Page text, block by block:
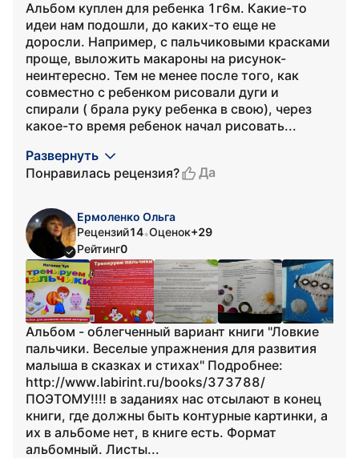
Альбом куплен для ребенка 1г6м. Какие-то
идеи нам подошли, до каких-то еще не
доросли. Например, с пальчиковыми красками
проще, выложить макароны на рисунок-
неинтересно. Тем не менее после того, как
совместно с ребенком рисовали дуги и
спирали ( брала руку ребенка в свою), через
какое-то время ребенок начал рисовать...
Развернуть
Понравилась рецензия?
Да
Ермоленко Ольга
Рецензий14•Оценок+29
Рейтинг0
Альбом - облегченный вариант книги "Ловкие
пальчики. Веселые упражнения для развития
малыша в сказках и стихах" Подробнее:
http://www.labirint.ru/books/373788/
ПОЭТОМУ!!!! в заданиях нас отсылают в конец
книги, где должны быть контурные картинки, а
их в альбоме нет, в книге есть. Формат
альбомный. Листы...